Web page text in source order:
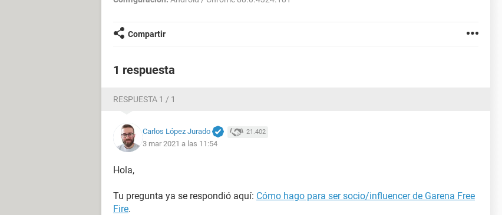
Compartir
1 respuesta
RESPUESTA 1 / 1
Carlos López Jurado 21.402
3 mar 2021 a las 11:54
Hola,
Tu pregunta ya se respondió aquí: Cómo hago para ser socio/influencer de Garena Free
Fire.